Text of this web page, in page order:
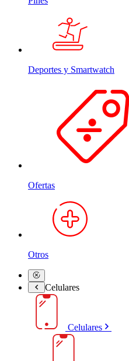
Deportes y Smartwatch
Ofertas
Otros
Celulares
Celulares